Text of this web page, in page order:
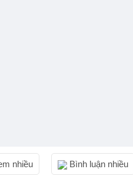
nhiều Bình luận nhiều